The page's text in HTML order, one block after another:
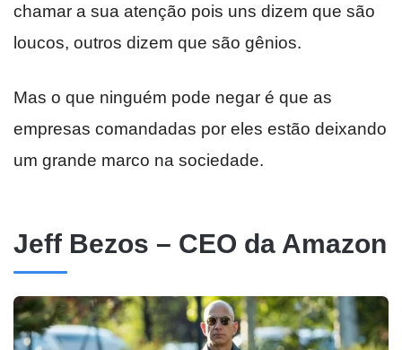
chamar a sua atenção pois uns dizem que são
loucos, outros dizem que são gênios.
Mas o que ninguém pode negar é que as
empresas comandadas por eles estão deixando
um grande marco na sociedade.
Jeff Bezos – CEO da Amazon